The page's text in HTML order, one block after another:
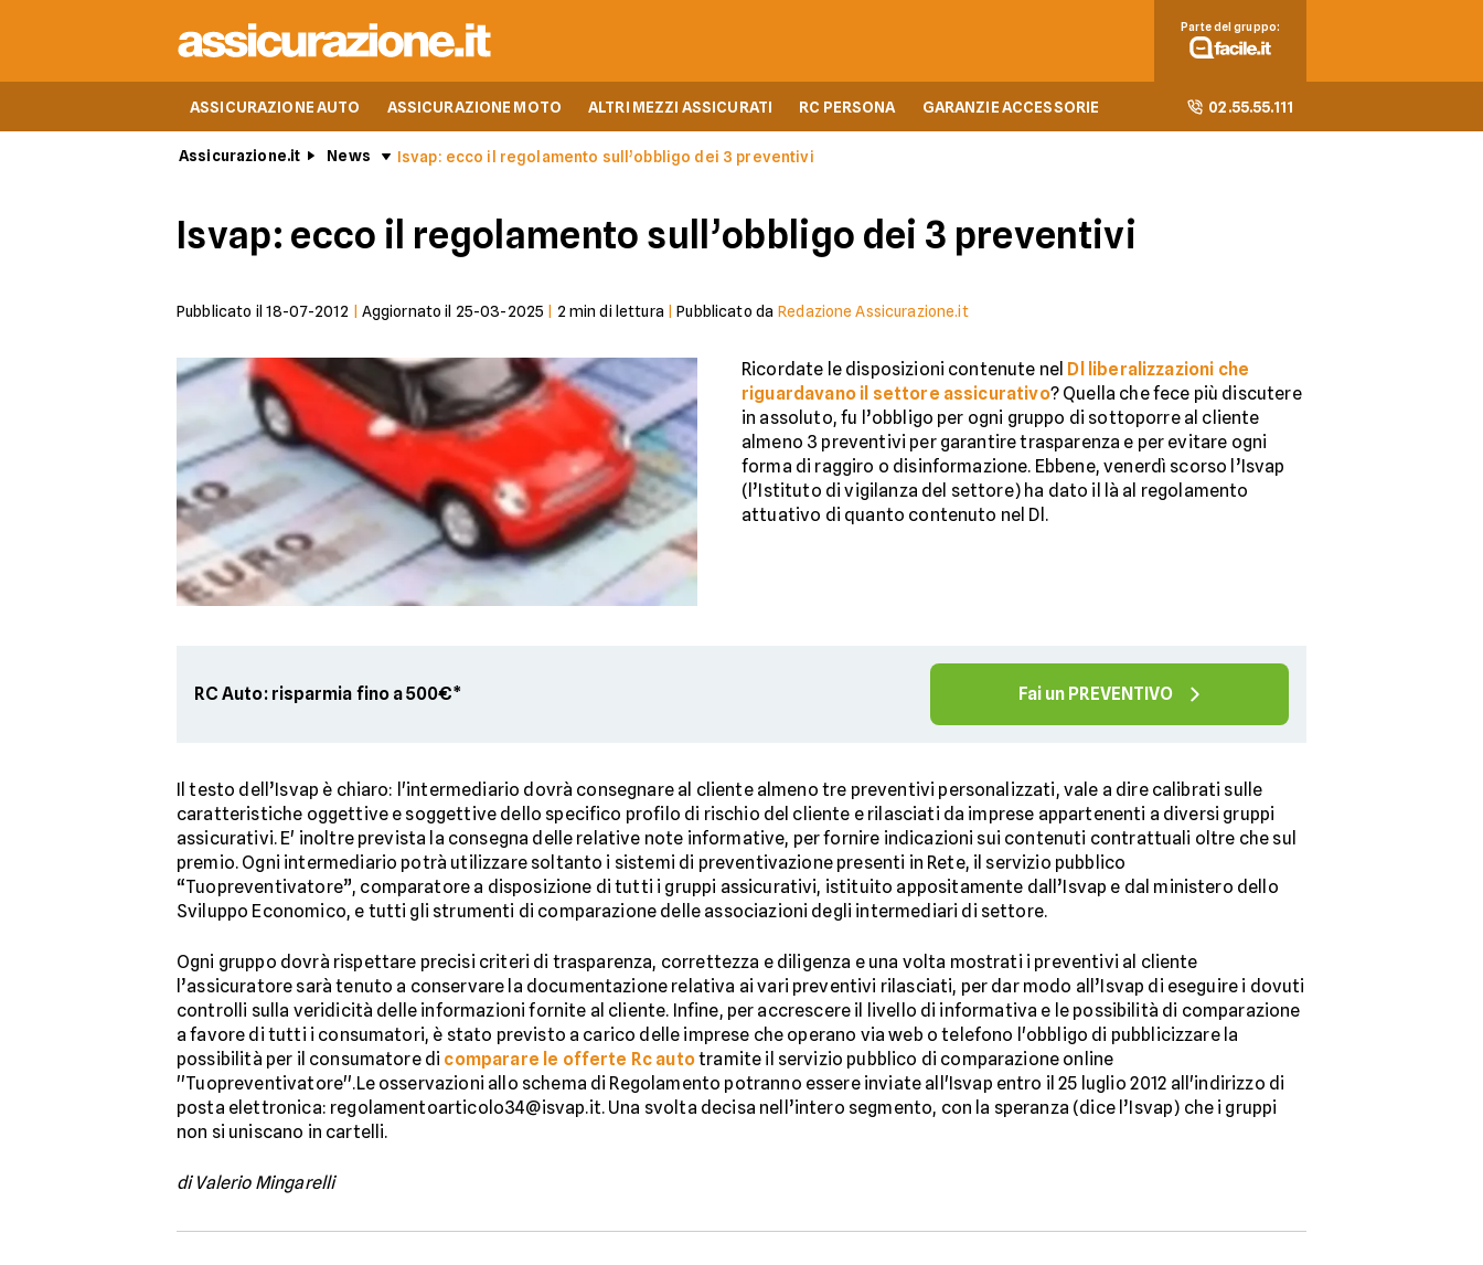
ASSICURAZIONE AUTO ASSICURAZIONE MOTO ALTRI MEZZI ASSICURATI RC PERSONA GARANZIE ACCESSORIE 02.55.55.111
Parte del gruppo:
Assicurazione.it News Isvap: ecco il regolamento sull’obbligo dei 3 preventivi
Isvap: ecco il regolamento sull’obbligo dei 3 preventivi
Pubblicato il 18-07-2012 Aggiornato il 25-03-2025 2 min di lettura |Pubblicato da Redazione Assicurazione.it
Ricordate le disposizioni contenute nel Dl liberalizzazioni che
riguardavano il settore assicurativo? Quella che fece più discutere
in assoluto, fu l’obbligo per ogni gruppo di sottoporre al cliente
almeno 3 preventivi per garantire trasparenza e per evitare ogni
forma di raggiro o disinformazione. Ebbene, venerdì scorso l’Isvap
(l’Istituto di vigilanza del settore) ha dato il là al regolamento
attuativo di quanto contenuto nel Dl.
RC Auto: risparmia fino a 500€* Fai un PREVENTIVO
Il testo dell’Isvap è chiaro: l'intermediario dovrà consegnare al cliente almeno tre preventivi personalizzati, vale a dire calibrati sulle
caratteristiche oggettive e soggettive dello specifico profilo di rischio del cliente e rilasciati da imprese appartenenti a diversi gruppi
assicurativi. E' inoltre prevista la consegna delle relative note informative, per fornire indicazioni sui contenuti contrattuali oltre che sul
premio. Ogni intermediario potrà utilizzare soltanto i sistemi di preventivazione presenti in Rete, il servizio pubblico
“Tuopreventivatore”, comparatore a disposizione di tutti i gruppi assicurativi, istituito appositamente dall’Isvap e dal ministero dello
Sviluppo Economico, e tutti gli strumenti di comparazione delle associazioni degli intermediari di settore.
Ogni gruppo dovrà rispettare precisi criteri di trasparenza, correttezza e diligenza e una volta mostrati i preventivi al cliente
l’assicuratore sarà tenuto a conservare la documentazione relativa ai vari preventivi rilasciati, per dar modo all’Isvap di eseguire i dovuti
controlli sulla veridicità delle informazioni fornite al cliente. Infine, per accrescere il livello di informativa e le possibilità di comparazione
a favore di tutti i consumatori, è stato previsto a carico delle imprese che operano via web o telefono l'obbligo di pubblicizzare la
possibilità per il consumatore di comparare le offerte Rc autotramite il servizio pubblico di comparazione online
''Tuopreventivatore''.Le osservazioni allo schema di Regolamento potranno essere inviate all'Isvap entro il 25 luglio 2012 all'indirizzo di
posta elettronica: regolamentoarticolo34@isvap.it. Una svolta decisa nell’intero segmento, con la speranza (dice l’Isvap) che i gruppi
non si uniscano in cartelli.
di Valerio Mingarelli